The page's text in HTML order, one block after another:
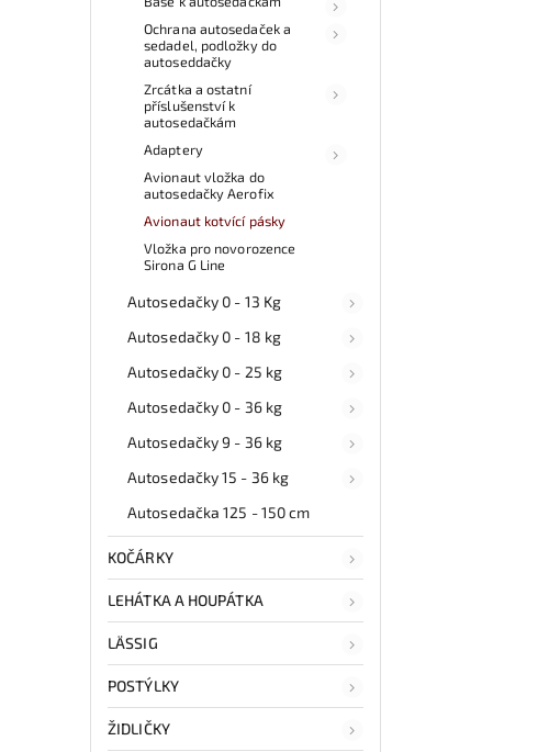
Ochrana autosedaček a
sedadel, podložky do
autoseddačky
Zrcátka a ostatní
příslušenství k
autosedačkám
Adaptery
Avionaut vložka do
autosedačky Aerofix
Avionaut kotvící pásky
Vložka pro novorozence
Sirona G Line
Autosedačky 0 - 13 Kg
Autosedačky 0 - 18 kg
Autosedačky 0 - 25 kg
Autosedačky 0 - 36 kg
Autosedačky 9 - 36 kg
Autosedačky 15 - 36 kg
Autosedačka 125 - 150 cm
KOČÁRKY
LEHÁTKA A HOUPÁTKA
LÄSSIG
POSTÝLKY
ŽIDLIČKY